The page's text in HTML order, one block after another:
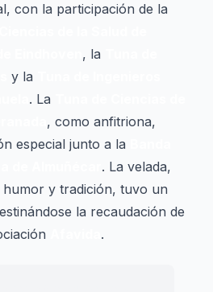
con la participación de la
, la
y la
. La
, como anfitriona,
especial junto a la
. La velada,
y tradición, tuvo un
la recaudación de
.